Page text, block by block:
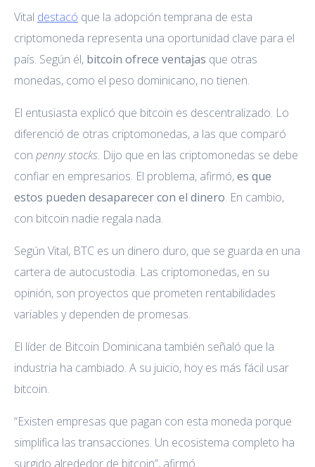
Vital destacó que la adopción temprana de esta
criptomoneda representa una oportunidad clave para el
país. Según él, bitcoin ofrece ventajas que otras
monedas, como el peso dominicano, no tienen.
El entusiasta explicó que bitcoin es descentralizado. Lo
diferenció de otras criptomonedas, a las que comparó
con penny stocks. Dijo que en las criptomonedas se debe
confiar en empresarios. El problema, afirmó,es que
estos pueden desaparecer con el dinero. En cambio,
con bitcoin nadie regala nada.
Según Vital, BTC es un dinero duro, que se guarda en una
cartera de autocustodia. Las criptomonedas, en su
opinión, son proyectos que prometen rentabilidades
variables y dependen de promesas.
El líder de Bitcoin Dominicana también señaló que la
industria ha cambiado. A su juicio, hoy es más fácil usar
bitcoin.
“Existen empresas que pagan con esta moneda porque
simplifica las transacciones. Un ecosistema completo ha
surgido alrededor de bitcoin”, afirmó.